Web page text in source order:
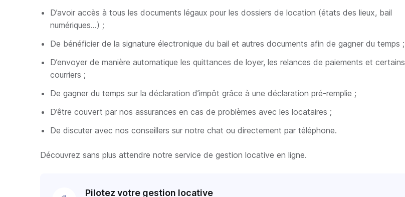
D’avoir accès à tous les documents légaux pour les dossiers de location (états des lieux, bail
numériques…) ;
De bénéficier de la signature électronique du bail et autres documents afin de gagner du temps ;
D’envoyer de manière automatique les quittances de loyer, les relances de paiements et certains
courriers ;
De gagner du temps sur la déclaration d’impôt grâce à une déclaration pré-remplie ;
D’être couvert par nos assurances en cas de problèmes avec les locataires ;
De discuter avec nos conseillers sur notre chat ou directement par téléphone.
Découvrez sans plus attendre notre service de gestion locative en ligne.
Pilotez votre gestion locative